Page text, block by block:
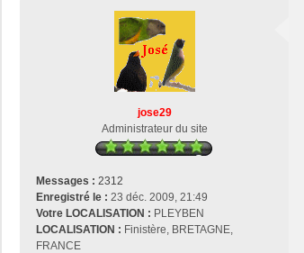
jose29
Administrateur du site
Messages : 2312
Enregistré le : 23 déc. 2009, 21:49
Votre LOCALISATION : PLEYBEN
LOCALISATION : Finistère, BRETAGNE,
FRANCE